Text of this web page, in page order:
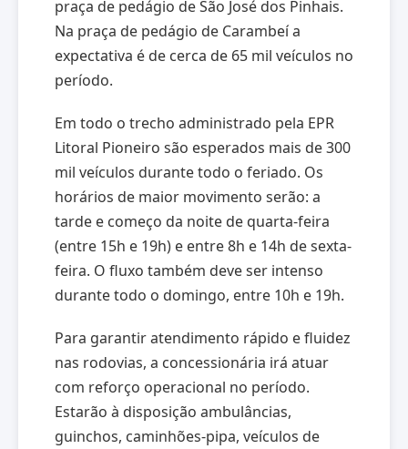
praça de pedágio de São José dos Pinhais.
Na praça de pedágio de Carambeí a
expectativa é de cerca de 65 mil veículos no
período.
Em todo o trecho administrado pela EPR
Litoral Pioneiro são esperados mais de 300
mil veículos durante todo o feriado. Os
horários de maior movimento serão: a
tarde e começo da noite de quarta-feira
(entre 15h e 19h) e entre 8h e 14h de sexta-
feira. O fluxo também deve ser intenso
durante todo o domingo, entre 10h e 19h.
Para garantir atendimento rápido e fluidez
nas rodovias, a concessionária irá atuar
com reforço operacional no período.
Estarão à disposição ambulâncias,
guinchos, caminhões-pipa, veículos de